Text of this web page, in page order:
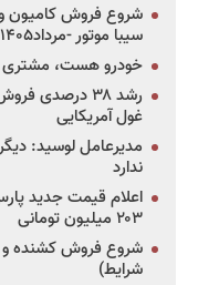
شروع فروش کامیون و
سیبا موتور -مرداد۱۴۰۵ (+قیمت و شرایط)
خودرو هست، مشتری
رشد ۳۸ درصدی
غول آمریکایی
مدیرعامل لوسید:
ندارد
۲۰۳ میلیون تومانی
شرایط)